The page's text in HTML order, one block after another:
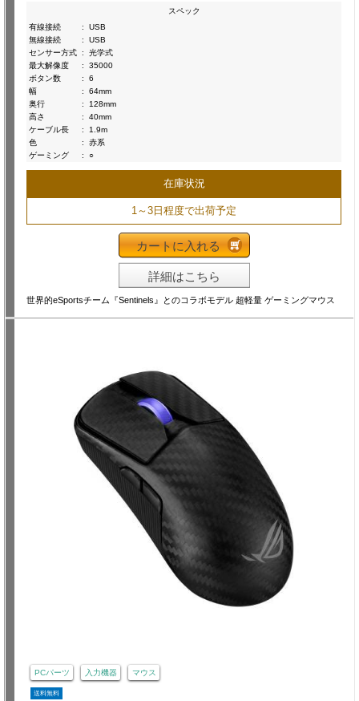
スペック
有線接続
:
USB
無線接続
:
USB
センサー方式 :
光学式
最大解像度
:
35000
ボタン数
:
6
幅
:
64mm
奥行
:
128mm
高さ
:
40mm
ケーブル長
:
1.9m
色
:
赤系
ゲーミング
: ○
在庫状況
1～3日程度で出荷予定
カートに入れる
詳細はこちら
世界的eSportsチーム『Sentinels』とのコラボモデル 超軽量 ゲーミングマウス
PCパーツ 入力機器 マウス
送料無料